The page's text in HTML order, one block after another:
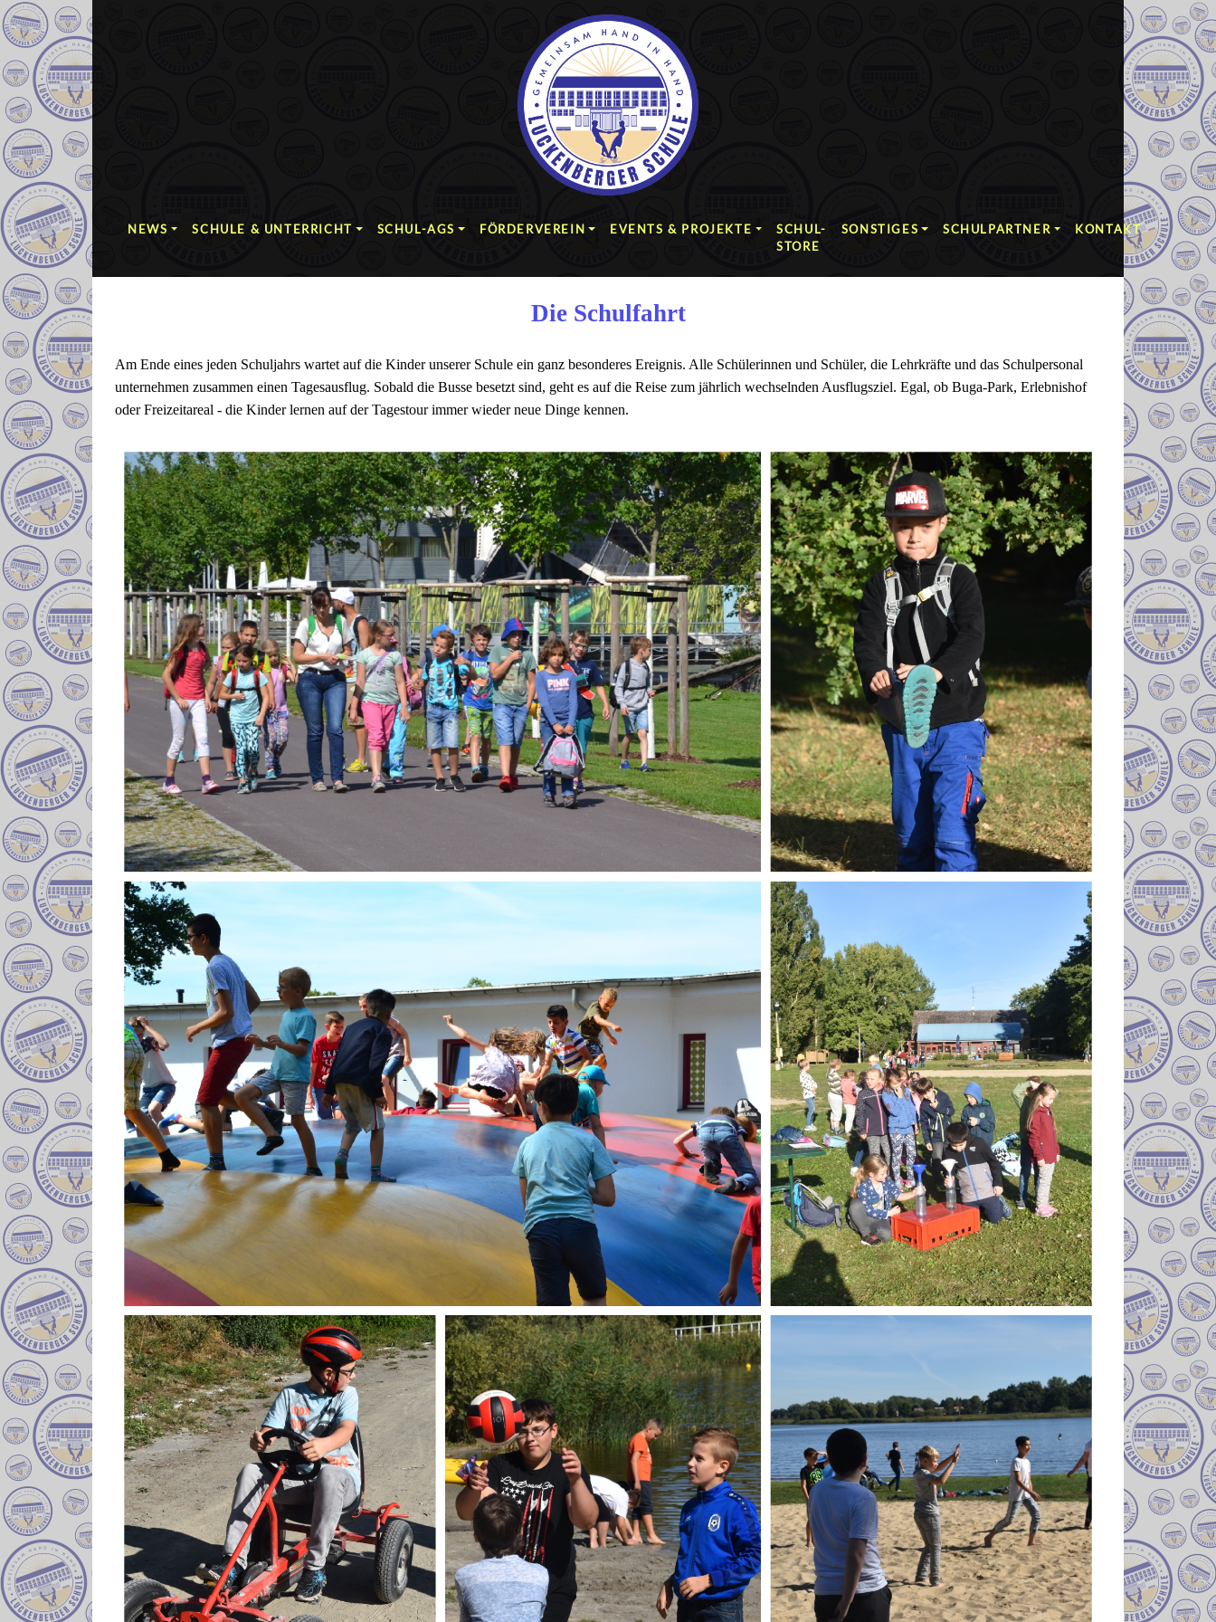
NEWS SCHULE & UNTERRICHT SCHUL-AGS FÖRDERVEREIN EVENTS & PROJEKTE
SCHUL-
STORE
SONSTIGES SCHULPARTNER KONTAKT
Die Schulfahrt
Am Ende eines jeden Schuljahrs wartet auf die Kinder unserer Schule ein ganz besonderes Ereignis. Alle Schülerinnen und Schüler, die Lehrkräfte und das Schulpersonal
unternehmen zusammen einen Tagesausflug. Sobald die Busse besetzt sind, geht es auf die Reise zum jährlich wechselnden Ausflugsziel. Egal, ob Buga-Park, Erlebnishof
oder Freizeitareal - die Kinder lernen auf der Tagestour immer wieder neue Dinge kennen.